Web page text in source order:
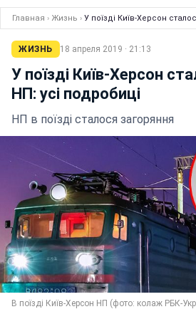
Главная › Жизнь › У поїзді Київ-Херсон
ЖИЗНЬ 18 апреля 2019 · 21:13
У поїзді Київ-Херсон
НП: усі подробиці
НП в поїзді сталося загоряння
В поїзді Київ-Херсон НП (фото: колаж РБК-